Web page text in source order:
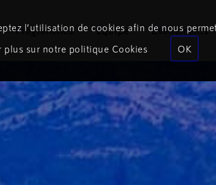
Programmes Équipe Événements
l’utilisation de cookies afin de nous
plus sur notre politique Cookies
OK